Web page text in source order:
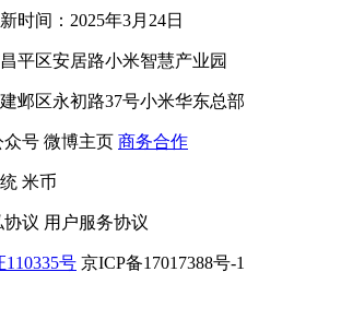
时间：2025年3月24日
平区安居路小米智慧产业园
邺区永初路37号小米华东总部
众号 微博主页 商务合作
米币
协议 用户服务协议
110335号 京ICP备17017388号-1